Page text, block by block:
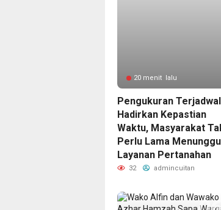
20 menit lalu
Pengukuran Terjadwal
Hadirkan Kepastian
Waktu, Masyarakat
Perlu Lama Menunggu
Layanan Pertanahan
32 admincuitan